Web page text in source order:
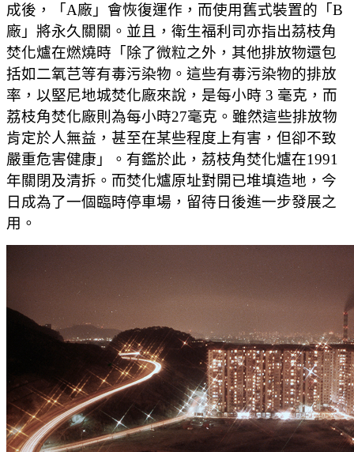
成後，「A廠」會恢復運作，而使用舊式裝置的「B
廠」將永久關關。並且，衛生福利司亦指出茘枝角
焚化爐在燃燒時「除了微粒之外，其他排放物還包
括如二氧芑等有毒污染物。這些有毒污染物的排放
率，以堅尼地城焚化廠來說，是每小時 3 毫克，而
荔枝角焚化廠則為每小時27毫克。雖然這些排放物
肯定於人無益，甚至在某些程度上有害，但卻不致
嚴重危害健康」。有鑑於此，茘枝角焚化爐在1991
年關閉及清拆。而焚化爐原址對開已堆填造地，今
日成為了一個臨時停車場，留待日後進一步發展之
用。